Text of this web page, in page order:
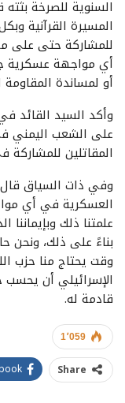
السنوية للصرخة
المسيرة القرآنية
للمشاركة حتى على
أي مواجهة عسكرية
أو لمساندة المقاومة
وأكد السيد القائد
على الشعب اليمني
المقاتلين
وفي ذات السياق قال
العسكرية في أي
علمتنا ذلك
بناءً على ذلك،
وقت يحتاج منا حزب
الإسرائيلي أن
قادمة له.
1٬059
Share